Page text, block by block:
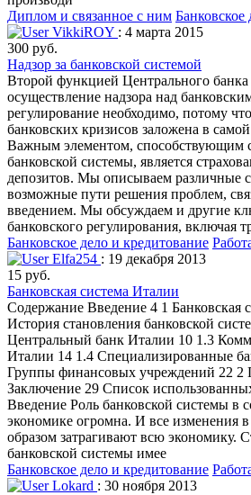
Диплом и связанное с ним Банковское
VikkiROY : 4 марта 2015
300 руб.
Надзор за банковской системой
Второй функцией Центрального банка
осуществление надзора над
регулирование необходимо, потому
банковских кризисов заложена в
Важным элементом, способствующим
банковской системы, является
депозитов. Мы описываем различные
возможные пути решения проблем,
введением. Мы обсуждаем и другие
банковского регулирования, включая
Банковское дело и кредитование
Elfa254 : 19 декабря 2013
15 руб.
Банковская система Италии
Содержание Введение 4 1 Банковская
История становления банковской
Центральный банк Италии 10 1.3
Италии 14 1.4 Специализированные
Группы финансовых учреждений 22 2
Заключение 29 Список
Введение Роль банковской системы в
экономике огромна. И все изменения
образом затрагивают всю экономику.
банковской системы имее
Банковское дело и кредитование
Lokard : 30 ноября 2013